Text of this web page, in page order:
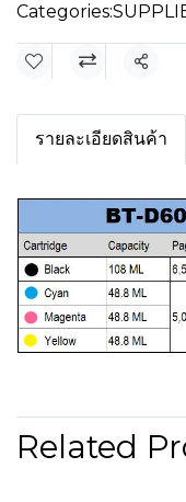
Categories:
Share
รายละเอียดสินค้า
Related